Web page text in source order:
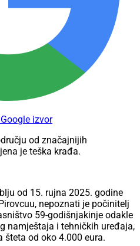
izvor
od značajnijih
je teška krađa.
od 15. rujna 2025. godine
nepoznati je počinitelj
59-godišnjakinje odakle
namještaja i tehničkih uređaja,
od oko 4.000 eura.